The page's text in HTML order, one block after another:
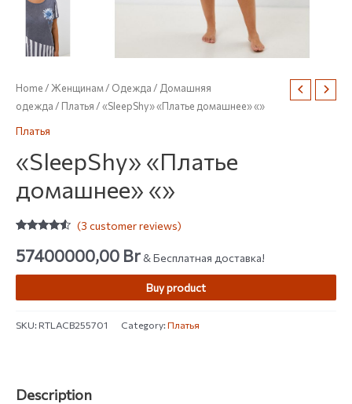
Home/Женщинам/ Одежда/ Домашняя
одежда/ Платья/ «SleepShy» «Платье домашнее» «»
Платья
«SleepShy» «Платье
домашнее» «»
out of 5
based on
(3 customer reviews)
57400000,00 Br& Бесплатная доставка!
Buy product
SKU:RTLACB255701 Category:Платья
Description